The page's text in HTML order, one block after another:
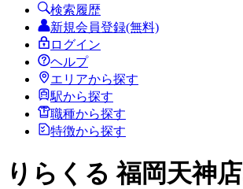
検索履歴
新規会員登録(無料)
ログイン
ヘルプ
エリアから探す
駅から探す
職種から探す
特徴から探す
りらくる 福岡天神